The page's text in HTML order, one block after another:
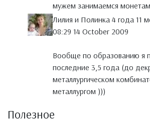
мужем занимаемся
Лилия и Полинка 4 года 11
08:29 14 October 2009
Вообще по образованию я
последние 3,5 года (до
металлургическом
металлургом )))
Полезное